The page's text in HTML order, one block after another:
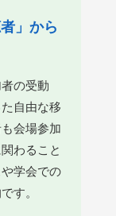
」から
の受動
自由な移
会場参加
わること
学会での
す。